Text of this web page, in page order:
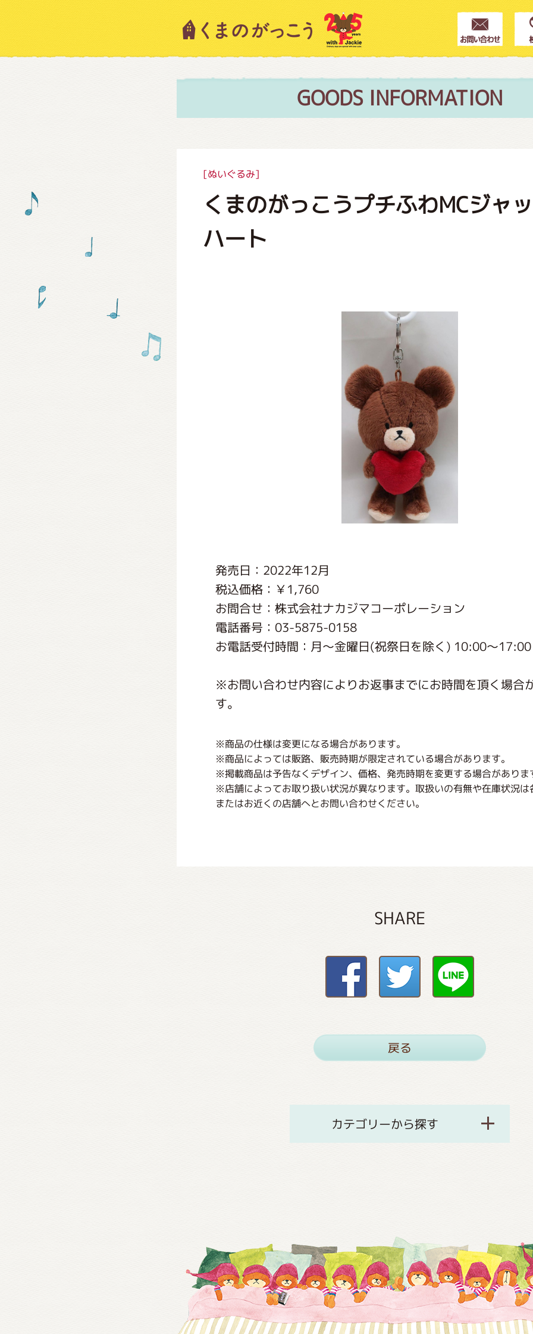
GOODS INFORMATION
[ぬいぐるみ]
くまのがっこうプチふわMCジャ
ハート
発売日：2022年12月
税込価格：￥1,760
お問合せ：株式会社ナカジマコーポレーション
電話番号：03-5875-0158
お電話受付時間：月〜金曜日(祝祭日を除く) 10:00～17:00
※お問い合わせ内容によりお返事までにお時間を頂く場合
す。
※商品の仕様は変更になる場合があります。
※商品によっては販路、販売時期が限定されている場合があります。
※掲載商品は予告なくデザイン、価格、発売時期を変更する場合がありま
※店舗によってお取り扱い状況が異なります。取扱いの有無や在庫状況は
またはお近くの店舗へとお問い合わせください。
SHARE
戻る
カテゴリーから探す
キャラクター紹介
絵本・作家紹介
グッズインフォメーション
ミュージカル・コンサート
おたのしみコンテンツ(クイズ・AR・診断・占
チア ジャッキーズ！
くまのがっこう 家庭科部